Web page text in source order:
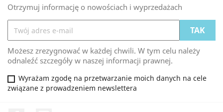
Otrzymuj informację o nowościach i wyprzedażach
Możesz zrezygnować w każdej chwili. W tym celu należy
odnaleźć szczegóły w naszej informacji prawnej.
Wyrażam zgodę na przetwarzanie moich danych na cele
związane z prowadzeniem newslettera